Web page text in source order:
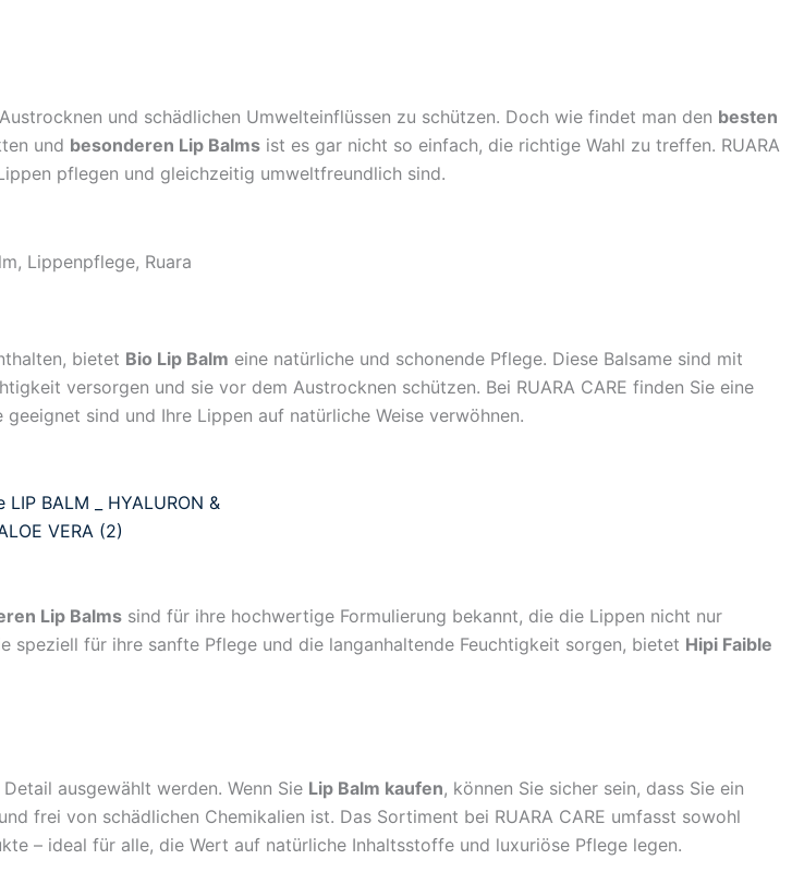
und schädlichen Umwelteinflüssen zu schützen. Doch wie findet man den besten
und besonderen Lip Balms ist es gar nicht so einfach, die richtige Wahl zu treffen. RUARA
pflegen und gleichzeitig umweltfreundlich sind.
bietet Bio Lip Balm eine natürliche und schonende Pflege. Diese Balsame sind mit
versorgen und sie vor dem Austrocknen schützen. Bei RUARA CARE finden Sie eine
sind und Ihre Lippen auf natürliche Weise verwöhnen.
Lip Balms sind für ihre hochwertige Formulierung bekannt, die die Lippen nicht nur
für ihre sanfte Pflege und die langanhaltende Feuchtigkeit sorgen, bietet Hipi Faible
ausgewählt werden. Wenn Sie Lip Balm kaufen, können Sie sicher sein, dass Sie ein
frei von schädlichen Chemikalien ist. Das Sortiment bei RUARA CARE umfasst sowohl
– ideal für alle, die Wert auf natürliche Inhaltsstoffe und luxuriöse Pflege legen.